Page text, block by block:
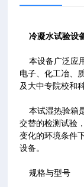
冷凝水试验设
本设备广泛应
电子、化工冶、
及大中专院校和
本试湿热验箱
交替的检测试验
变化的环境条件
设备。
规格与型号